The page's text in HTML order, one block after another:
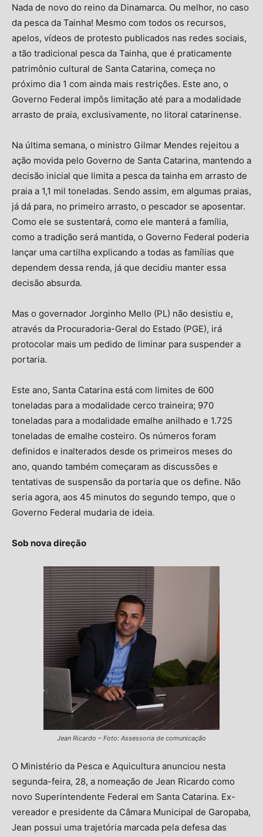
Nada de novo do reino da Dinamarca. Ou melhor, no caso
da pesca da Tainha! Mesmo com todos os recursos,
apelos, vídeos de protesto publicados nas redes sociais,
a tão tradicional pesca da Tainha, que é praticamente
patrimônio cultural de Santa Catarina, começa no
próximo dia 1 com ainda mais restrições. Este ano, o
Governo Federal impôs limitação até para a modalidade
arrasto de praia, exclusivamente, no litoral catarinense.
Na última semana, o ministro Gilmar Mendes rejeitou a
ação movida pelo Governo de Santa Catarina, mantendo a
decisão inicial que limita a pesca da tainha em arrasto de
praia a 1,1 mil toneladas. Sendo assim, em algumas praias,
já dá para, no primeiro arrasto, o pescador se aposentar.
Como ele se sustentará, como ele manterá a família,
como a tradição será mantida, o Governo Federal poderia
lançar uma cartilha explicando a todas as famílias que
dependem dessa renda, já que decidiu manter essa
decisão absurda.
Mas o governador Jorginho Mello (PL) não desistiu e,
através da Procuradoria-Geral do Estado (PGE), irá
protocolar mais um pedido de liminar para suspender a
portaria.
Este ano, Santa Catarina está com limites de 600
toneladas para a modalidade cerco traineira; 970
toneladas para a modalidade emalhe anilhado e 1.725
toneladas de emalhe costeiro. Os números foram
definidos e inalterados desde os primeiros meses do
ano, quando também começaram as discussões e
tentativas de suspensão da portaria que os define. Não
seria agora, aos 45 minutos do segundo tempo, que o
Governo Federal mudaria de ideia.
Sob nova direção
Jean Ricardo – Foto: Assessoria de comunicação
O Ministério da Pesca e Aquicultura anunciou nesta
segunda-feira, 28, a nomeação de Jean Ricardo como
novo Superintendente Federal em Santa Catarina. Ex-
vereador e presidente da Câmara Municipal de Garopaba,
Jean possui uma trajetória marcada pela defesa das